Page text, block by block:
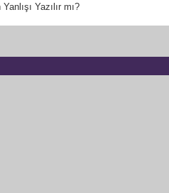
Yazılır mı?